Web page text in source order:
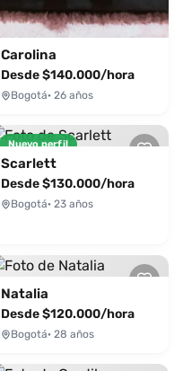
Carolina
Desde $140.000/hora
Bogotá· 26 años
Nuevo perfil
Scarlett
Desde $130.000/hora
Bogotá· 23 años
Natalia
Desde $120.000/hora
Bogotá· 28 años